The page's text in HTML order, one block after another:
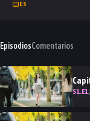
ES
EpisodiosComentarios
S1.E1